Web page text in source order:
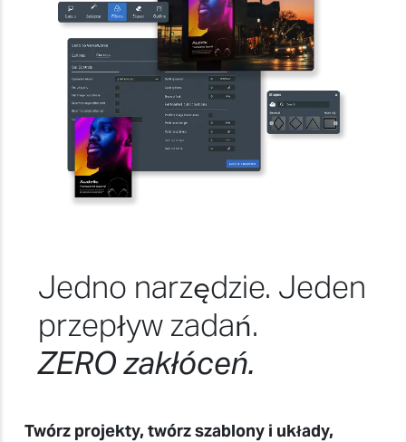
Jedno narzędzie. Jeden
przepływ zadań.
ZERO zakłóceń.
Twórz projekty, twórz szablony i układy,